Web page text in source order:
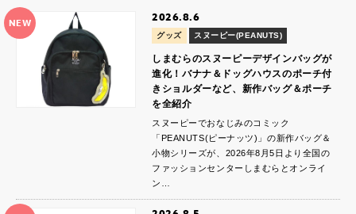
NEW 2026.8.6
グッズ スヌーピー(PEANUTS)
しまむらのスヌーピーデザインバッグが
進化！バナナ＆ドッグハウスのポーチ付
きショルダーなど、新作バッグ＆ポーチ
を全紹介
スヌーピーでおなじみのコミック
「PEANUTS(ピーナッツ)」の新作バッグ＆
小物シリーズが、2026年8月5日より全国の
ファッションセンターしまむらとオンライ
ン…